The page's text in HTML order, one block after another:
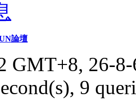
論壇
GMT+8, 26-
9